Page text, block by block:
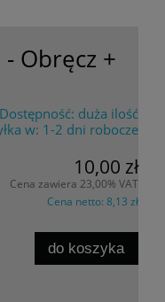
Obręcz +
Dostępność: duża ilość
w: 1-2 dni robocze
10,00 zł
Cena zawiera 23,00% VAT
Cena netto: 8,13 zł
do koszyka